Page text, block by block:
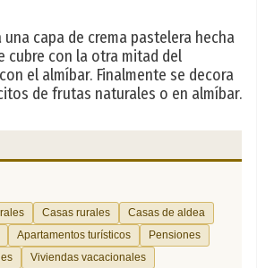
capa de crema pastelera hecha
cubre con la otra mitad del
el almíbar. Finalmente se decora
de frutas naturales o en almíbar.